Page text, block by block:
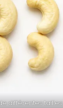
différentes tailles